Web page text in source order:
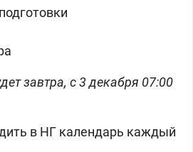
завтра, с 3 декабря 07:00
в НГ календарь каждый